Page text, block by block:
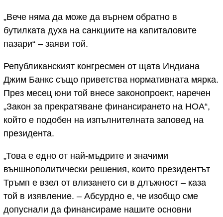
„Вече няма да може да върнем обратно в
бутилката духа на санкциите на капиталовите
пазари“ – заяви той.
Републиканският конгресмен от щата Индиана
Джим Банкс също приветства нормативната мярка.
През месец юни той внесе законопроект, наречен
„Закон за прекратяване финансирането на НОА“,
който е подобен на изпълнителната заповед на
президента.
„Това е едно от най-мъдрите и значими
външнополитически решения, които президентът
Тръмп е взел от влизането си в длъжност – каза
той в изявление. – Абсурдно е, че изобщо сме
допуснали да финансираме нашите основни